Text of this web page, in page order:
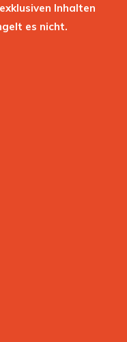
Inhalten
es nicht.